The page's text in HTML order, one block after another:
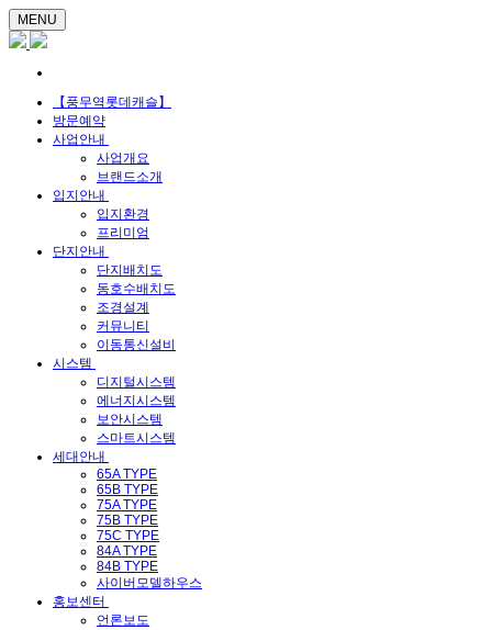
MENU
【풍무역롯데캐슬】
방문예약
사업안내
사업개요
브랜드소개
입지안내
입지환경
프리미엄
단지안내
단지배치도
동호수배치도
조경설계
커뮤니티
이동통신설비
시스템
디지털시스템
에너지시스템
보안시스템
스마트시스템
세대안내
65A TYPE
65B TYPE
75A TYPE
75B TYPE
75C TYPE
84A TYPE
84B TYPE
사이버모델하우스
홍보센터
언론보도